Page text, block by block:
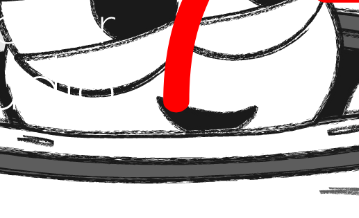
por un conocimiento profundo de la operativa diaria. Al integrar IA con una
no entiende cómo gana dinero el cliente, la IA que construyan será
por qué el usuario decide pagar por tu producto cada mes?
un mercado donde la ejecución técnica se está convirtiendo en una